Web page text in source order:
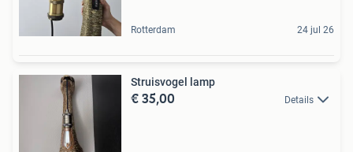
Rotterdam 24 jul 26
Struisvogel lamp
€ 35,00 Details